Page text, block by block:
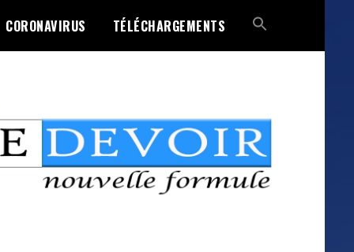
CORONAVIRUS TÉLÉCHARGEMENTS